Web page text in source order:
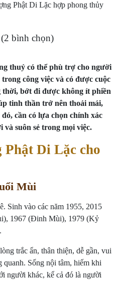
Phật Di Lặc hợp phong thủy
bình chọn)
thuỷ có thể phù trợ cho người
công việc và có được cuộc
thời, bớt đi được không ít phiền
tinh thần trở nên thoải mái,
cần có lựa chọn chính xác
và suôn sẻ trong mọi việc.
Phật Di Lặc cho
Mùi
Sinh vào các năm 1955, 2015
1967 (Đinh Mùi), 1979 (Kỷ
trắc ẩn, thân thiện, dễ gần, vui
Sống nội tâm, hiếm khi
người khác, kể cả đó là người